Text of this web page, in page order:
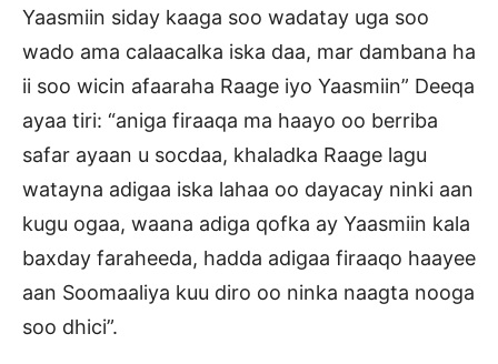
Yaasmiin siday kaaga soo wadatay uga soo
wado ama calaacalka iska daa, mar dambana ha
ii soo wicin afaaraha Raage iyo Yaasmiin” Deeqa
ayaa tiri: “aniga firaaqa ma haayo oo berriba
safar ayaan u socdaa, khaladka Raage lagu
watayna adigaa iska lahaa oo dayacay ninki aan
kugu ogaa, waana adiga qofka ay Yaasmiin kala
baxday faraheeda, hadda adigaa firaaqo haayee
aan Soomaaliya kuu diro oo ninka naagta nooga
soo dhici”.